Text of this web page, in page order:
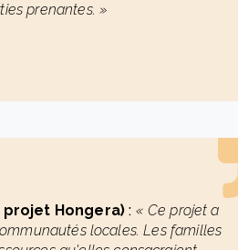
prenantes. »
projet Hongera) : « Ce projet a
locales. Les familles